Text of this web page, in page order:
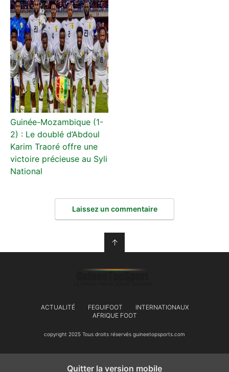
Guinée-Mozambique (1-
2) : Le doublé d’Abdoul
Karim Traoré offre une
victoire précieuse au Syli
National
Laissez un commentaire
↑
ACTUALITÉ FEGUIFOOT
INTERNATIONAUX
AFRIQUE FOOT
copyright 2025 Tous droits réservés guineetopsports.com
Quitter la version mobile